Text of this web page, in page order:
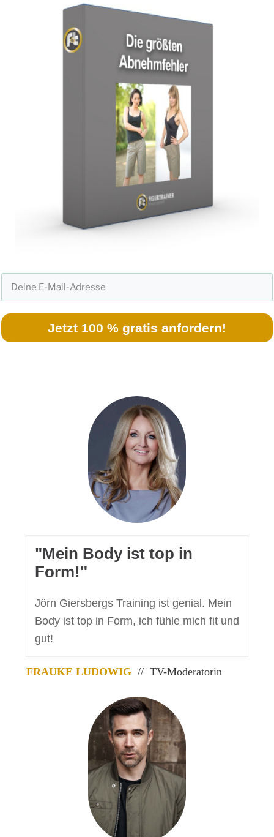
Jetzt 100 % gratis anfordern!
​"Mein Body ist top in
Form!"
Jörn Giersbergs Training ist genial. Mein
Body ist top in Form, ich fühle mich fit und
gut!
FRAUKE LUDOWIG // TV-Moderatorin